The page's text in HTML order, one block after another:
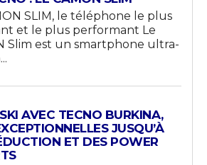
SLIM, le téléphone le plus
et le plus performant Le
Slim est un smartphone ultra-
AVEC TECNO BURKINA,
JUSQU’À
ET DES POWER